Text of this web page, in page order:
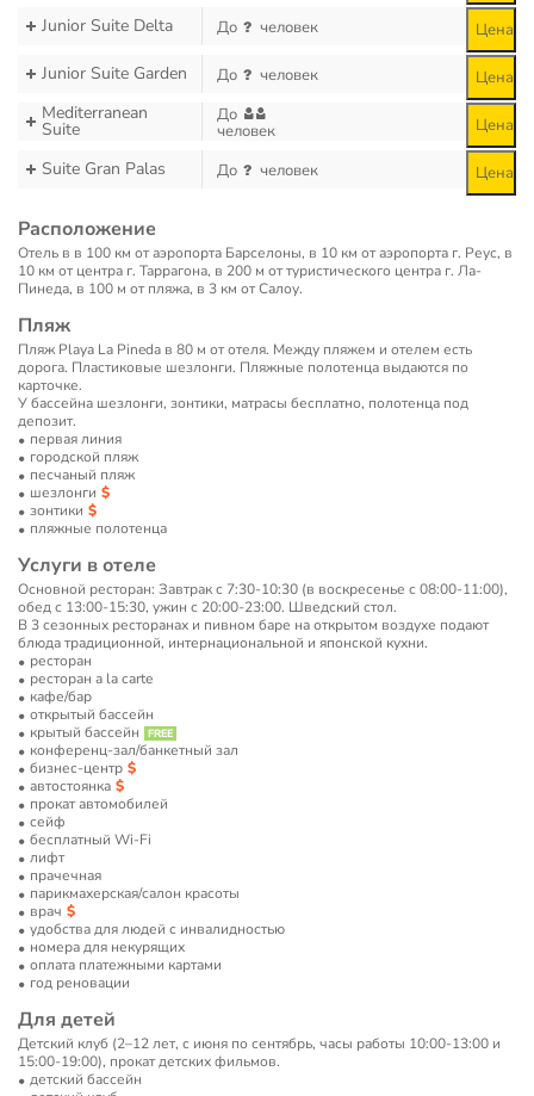
Junior Suite Delta До человек Цена
Junior Suite Garden До человек Цена
Mediterranean
Suite
До
человек Цена
Suite Gran Palas До человек Цена
Расположение
Отель в в 100 км от аэропорта Барселоны, в 10 км от аэропорта г. Реус, в
10 км от центра г. Таррагона, в 200 м от туристического центра г. Ла-
Пинеда, в 100 м от пляжа, в 3 км от Салоу.
Пляж
Пляж Playa La Pineda в 80 м от отеля. Между пляжем и отелем есть
дорога. Пластиковые шезлонги. Пляжные полотенца выдаются по
карточке.
У бассейна шезлонги, зонтики, матрасы бесплатно, полотенца под
депозит.
первая линия
городской пляж
песчаный пляж
шезлонги
зонтики
пляжные полотенца
Услуги в отеле
Основной ресторан: Завтрак с 7:30-10:30 (в воскресенье с 08:00-11:00),
обед с 13:00-15:30, ужин с 20:00-23:00. Шведский стол.
В 3 сезонных ресторанах и пивном баре на открытом воздухе подают
блюда традиционной, интернациональной и японской кухни.
ресторан
ресторан a la carte
кафе/бар
открытый бассейн
крытый бассейн
конференц-зал/банкетный зал
бизнес-центр
автостоянка
прокат автомобилей
сейф
бесплатный Wi-Fi
лифт
прачечная
парикмахерская/салон красоты
врач
удобства для людей с инвалидностью
номера для некурящих
оплата платежными картами
год реновации
Для детей
Детский клуб (2–12 лет, с июня по сентябрь, часы работы 10:00-13:00 и
15:00-19:00), прокат детских фильмов.
детский бассейн